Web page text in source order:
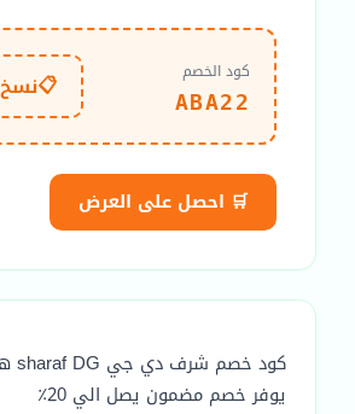
كود الخصم
ABA22
📋
🛒 احصل على العرض
يوفر خصم مضمون يصل الي 20٪